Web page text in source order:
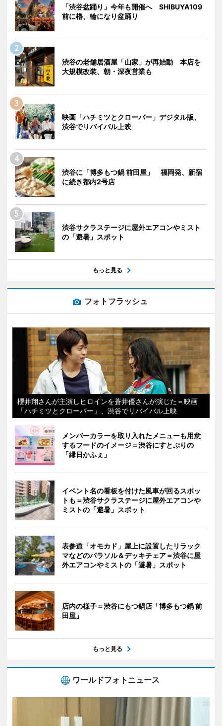
「渋谷盆踊り」今年も開催へ SHIBUYA109
前に櫓、輪になり盆踊り
渋谷の老舗居酒屋「山家」が再始動 本店を
大規模改装、朝・深夜営業も
映画「ハチミツとクローバー」デジタル版、
渋谷でリバイバル上映
渋谷に「博多もつ鍋 前田屋」 福岡発、新宿
に続き都内2号店
渋谷サクラステージに屋外エアコンやミスト
の「避暑」スポット
もっと見る
フォトフラッシュ
櫻井翔さんが主演しヒロインを蒼井優さんが演じた＝映画
「ハチミツとクローバー」、渋谷でリバイバル上映
メンバーカラーを取り入れたメニューも用意
するフードのイメージ＝渋谷にすとぷりの
「縁日かふぇ」
イベント名の看板を付けた風車が回るスポッ
トも＝渋谷サクラステージに屋外エアコンや
ミストの「避暑」スポット
表参道「オモカド」屋上に設置したリラック
マなどのパラソル＆デッキチェア＝渋谷に屋
外エアコンやミストの「避暑」スポット
店内の様子＝渋谷にもつ鍋店「博多もつ鍋 前
田屋」
もっと見る
ワールドフォトニュース